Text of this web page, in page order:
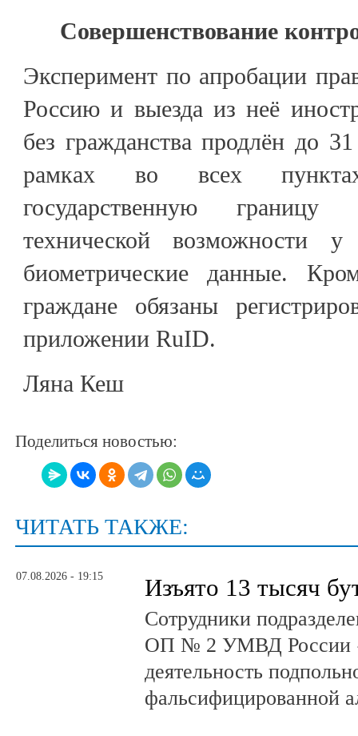
Совершенствование
Эксперимент по апробации
Россию и выезда из неё
без гражданства продлён до
рамках во всех
государственную
технической возможности
биометрические данные.
граждане обязаны
приложении RuID.
Ляна Кеш
Поделиться новостью:
ЧИТАТЬ ТАКЖЕ:
07.08.2026 - 19:15 Изъято 13 тысяч
Сотрудники
ОП № 2 УМВД России
деятельность
фальсифицированной